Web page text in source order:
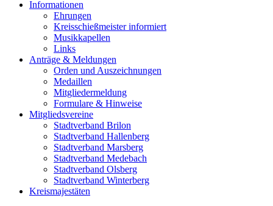
Informationen
Ehrungen
Kreisschießmeister informiert
Musikkapellen
Links
Anträge & Meldungen
Orden und Auszeichnungen
Medaillen
Mitgliedermeldung
Formulare & Hinweise
Mitgliedsvereine
Stadtverband Brilon
Stadtverband Hallenberg
Stadtverband Marsberg
Stadtverband Medebach
Stadtverband Olsberg
Stadtverband Winterberg
Kreismajestäten